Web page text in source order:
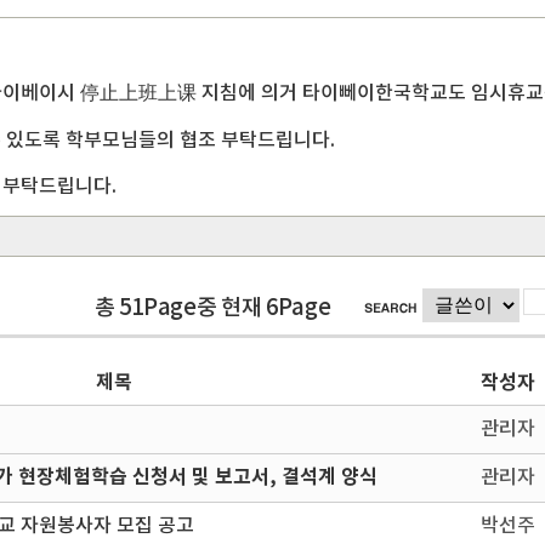
베이시 停止上班上课 지침에 의거 타이뻬이한국학교도 임시휴
도록 학부모님들의 협조 부탁드립니다.
탁드립니다.
총 51Page중 현재 6Page
제목 작성자
관리자
현장체험학습 신청서 및 보고서, 결석계 양식 관리자
자원봉사자 모집 공고 박선주